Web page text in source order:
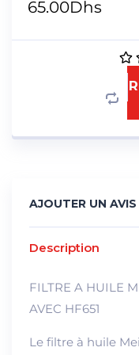
65.00Dhs
AJOUTER UN AVIS
Description
FILTRE A HUILE
AVEC HF651
Le filtre à huile